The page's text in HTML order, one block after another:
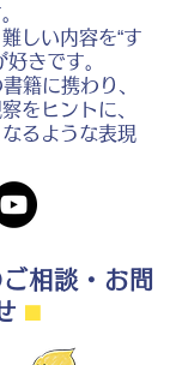
しい内容を“す
きです。
籍に携わり、
をヒントに、
るような表現
相談・お問
⬛︎